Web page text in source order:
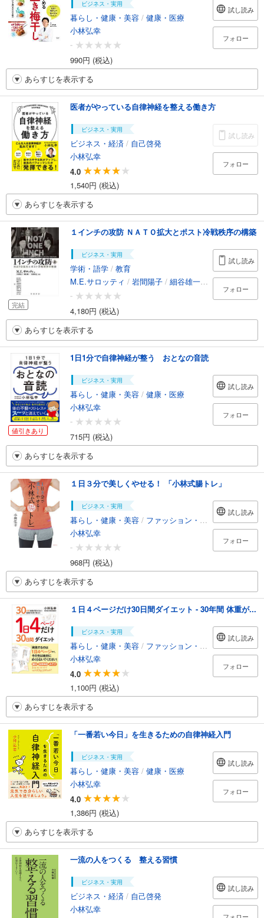
ビジネス・実用
暮らし・健康・美容 / 健康・医療
小林弘幸
-
990円 (税込)
試し読み
フォロー
あらすじを表示する
医者がやっている自律神経を整える働き方
ビジネス・実用
ビジネス・経済 / 自己啓発
小林弘幸
4.0
1,540円 (税込)
試し読み
フォロー
あらすじを表示する
完結
１インチの攻防 ＮＡＴＯ拡大とポスト冷戦秩序の構築
ビジネス・実用
学術・語学 / 教育
M.E.サロッティ / 岩間陽子 / 細谷雄一/ 板橋拓己/山本
-
4,180円 (税込)
試し読み
フォロー
あらすじを表示する
値引きあり
1日1分で自律神経が整う おとなの音読
ビジネス・実用
暮らし・健康・美容 / 健康・医療
小林弘幸
-
715円 (税込)
試し読み
フォロー
あらすじを表示する
１日３分で美しくやせる！ 「小林式腸トレ」
ビジネス・実用
暮らし・健康・美容 / ファッション・美容
小林弘幸
-
968円 (税込)
試し読み
フォロー
あらすじを表示する
１日４ページだけ30日間ダイエット - 30年間 体重が...
ビジネス・実用
暮らし・健康・美容 / ファッション・美容
小林弘幸
4.0
1,100円 (税込)
試し読み
フォロー
あらすじを表示する
「一番若い今日」を生きるための自律神経入門
ビジネス・実用
暮らし・健康・美容 / 健康・医療
小林弘幸
4.0
1,386円 (税込)
試し読み
フォロー
あらすじを表示する
一流の人をつくる 整える習慣
ビジネス・実用
ビジネス・経済 / 自己啓発
小林弘幸
試し読み